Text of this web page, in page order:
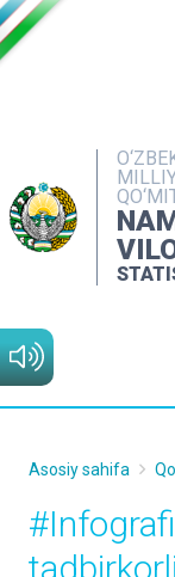
Asosiy sahifa